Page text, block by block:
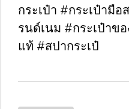
กระเป๋า #กระเป๋ามือ
รนด์เนม​ #กระเป๋าข
แท้ #สปากระเป๋